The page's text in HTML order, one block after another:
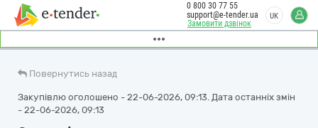
Замовити дзвінок
0 800 30 77 55
support@e-tender.ua
UK
Повернутись назад
Закупівлю оголошено - 22-06-2026, 09:13. Дата останніх змін
- 22-06-2026, 09:13